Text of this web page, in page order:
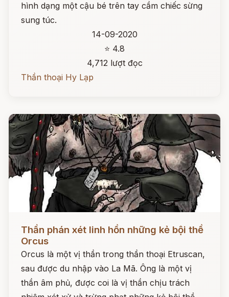
hình dạng một cậu bé trên tay cầm chiếc sừng
sung túc.
14-09-2020
⭐ 4.8
4,712 lượt đọc
Thần thoại Hy Lạp
Đọc ngay
Thần phán xét linh hồn những kẻ bội thề
Orcus
Orcus là một vị thần trong thần thoại Etruscan,
sau được du nhập vào La Mã. Ông là một vị
thần âm phủ, được coi là vị thần chịu trách